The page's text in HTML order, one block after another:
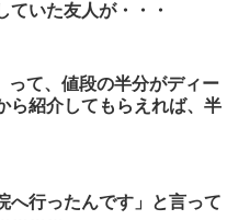
ていた友人が・・・
て、値段の半分がディー
ら紹介してもらえれば、半
へ行ったんです」と言って